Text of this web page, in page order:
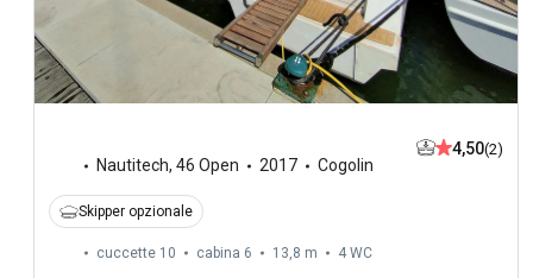
Nautitech, 46 Open 2017 Cogolin
4,50(2)
Skipper opzionale
cuccette 10 cabina 6 13,8 m 4 WC